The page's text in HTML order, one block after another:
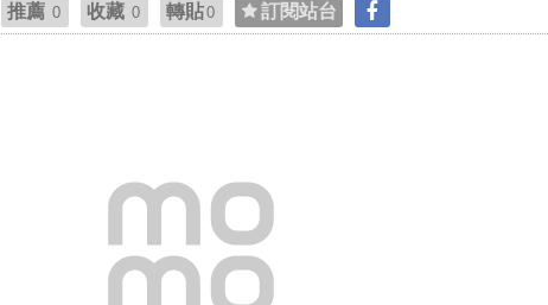
推薦 0 收藏 0 轉貼0 訂閱站台